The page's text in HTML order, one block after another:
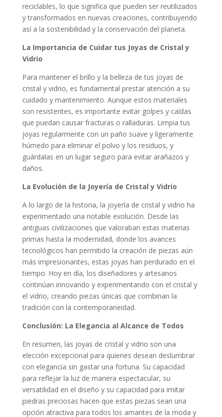
reciclables, lo que significa que pueden ser reutilizados
y transformados en nuevas creaciones, contribuyendo
así a la sostenibilidad y la conservación del planeta.
La Importancia de Cuidar tus Joyas de Cristal y
Vidrio
Para mantener el brillo y la belleza de tus joyas de
cristal y vidrio, es fundamental prestar atención a su
cuidado y mantenimiento. Aunque estos materiales
son resistentes, es importante evitar golpes y caídas
que puedan causar fracturas o ralladuras. Limpia tus
joyas regularmente con un paño suave y ligeramente
húmedo para eliminar el polvo y los residuos, y
guárdalas en un lugar seguro para evitar arañazos y
daños.
La Evolución de la Joyería de Cristal y Vidrio
A lo largo de la historia, la joyería de cristal y vidrio ha
experimentado una notable evolución. Desde las
antiguas civilizaciones que valoraban estas materias
primas hasta la modernidad, donde los avances
tecnológicos han permitido la creación de piezas aún
más impresionantes, estas joyas han perdurado en el
tiempo. Hoy en día, los diseñadores y artesanos
continúan innovando y experimentando con el cristal y
el vidrio, creando piezas únicas que combinan la
tradición con la contemporaneidad.
Conclusión: La Elegancia al Alcance de Todos
En resumen, las joyas de cristal y vidrio son una
elección excepcional para quienes desean deslumbrar
con elegancia sin gastar una fortuna. Su capacidad
para reflejar la luz de manera espectacular, su
versatilidad en el diseño y su capacidad para imitar
piedras preciosas hacen que estas piezas sean una
opción atractiva para todos los amantes de la moda y